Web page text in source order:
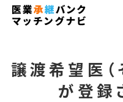
譲渡希望医（
が登録